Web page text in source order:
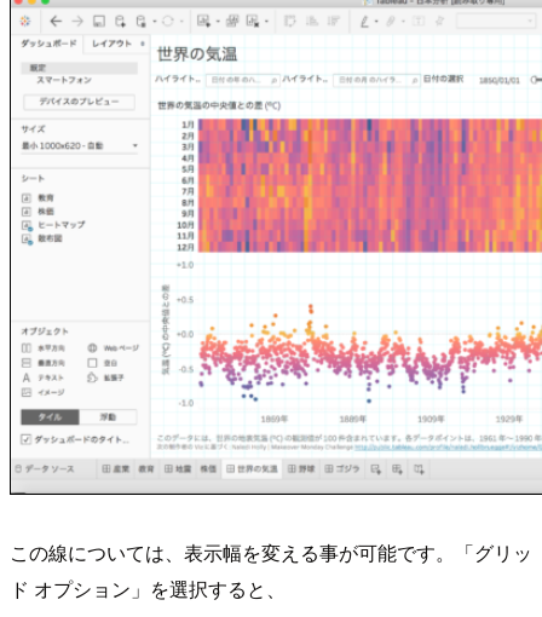
この線については、表示幅を変える事が可能です。「グリッ
ド オプション」を選択すると、